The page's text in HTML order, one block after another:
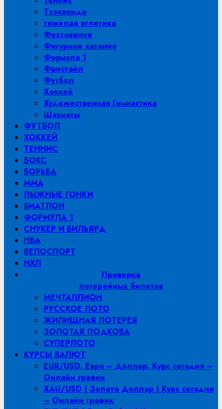
Тхэквондо
тяжелая атлетика
Фехтование
Фигурное катание
Формула 1
Фристайл
Футбол
Хоккей
Художественная Гимнастика
Шахматы
ФУТБОЛ
ХОККЕЙ
ТЕННИС
БОКС
БОРЬБА
MMA
ЛЫЖНЫЕ ГОНКИ
БИАТЛОН
ФОРМУЛА 1
СНУКЕР И БИЛЬЯРД
НБА
ВЕЛОСПОРТ
НХЛ
Проверка
лотерейных билетов
МЕЧТАЛЛИОН
РУССКОЕ ЛОТО
ЖИЛИЩНАЯ ЛОТЕРЕЯ
ЗОЛОТАЯ ПОДКОВА
СУПЕРЛОТО
КУРСЫ ВАЛЮТ
EUR/USD. Евро – Доллар. Курс сегодня –
Онлайн график
XAU/USD | Золото Доллар | Курс сегодня
– Онлайн график